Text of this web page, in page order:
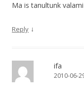
Ma is tanultunk
Reply ↓
ifa
2010-06-